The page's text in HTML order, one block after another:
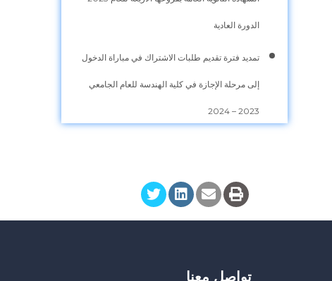
الدورة العادية
تمديد فترة تقديم طلبات الاشتراك في مباراة الدخول
إلى مرحلة الإجازة في كلية الهندسة للعام الجامعي
2023 – 2024
تواصل معنا